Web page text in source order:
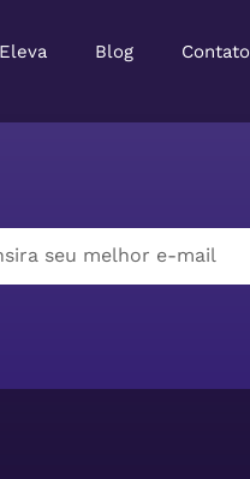
Blog Contato